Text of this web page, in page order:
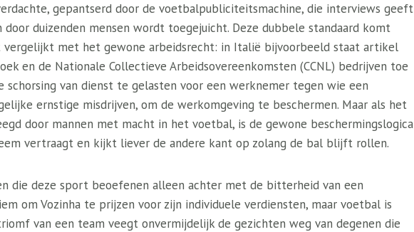
gepantserd door de voetbalpubliciteitsmachine, die interviews geeft
door duizenden mensen wordt toegejuicht. Deze dubbele standaard komt
vergelijkt met het gewone arbeidsrecht: in Italië bijvoorbeeld staat artikel
en de Nationale Collectieve Arbeidsovereenkomsten (CCNL) bedrijven toe
van dienst te gelasten voor een werknemer tegen wie een
ernstige misdrijven, om de werkomgeving te beschermen. Maar als het
door mannen met macht in het voetbal, is de gewone beschermingslogica
vertraagt ​​en kijkt liever de andere kant op zolang de bal blijft rollen.
die deze sport beoefenen alleen achter met de bitterheid van een
om Vozinha te prijzen voor zijn individuele verdiensten, maar voetbal is
van een team veegt onvermijdelijk de gezichten weg van degenen die